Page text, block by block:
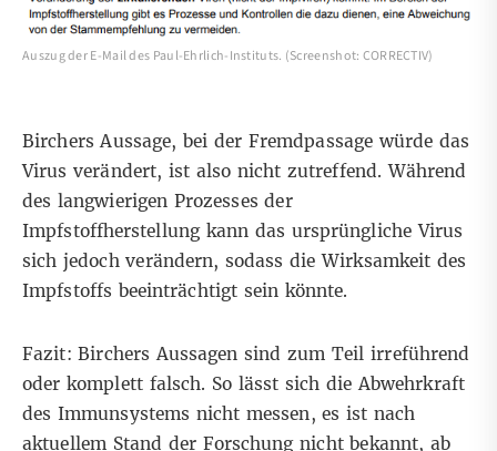
Auszug der E-Mail des Paul-Ehrlich-Instituts. (Screenshot: CORRECTIV)
Birchers Aussage, bei der Fremdpassage würde das
Virus verändert, ist also nicht zutreffend. Während
des langwierigen Prozesses der
Impfstoffherstellung kann das ursprüngliche Virus
sich jedoch verändern, sodass die Wirksamkeit des
Impfstoffs beeinträchtigt sein könnte.
Fazit: Birchers Aussagen sind zum Teil irreführend
oder komplett falsch. So lässt sich die Abwehrkraft
des Immunsystems nicht messen, es ist nach
aktuellem Stand der Forschung nicht bekannt, ab